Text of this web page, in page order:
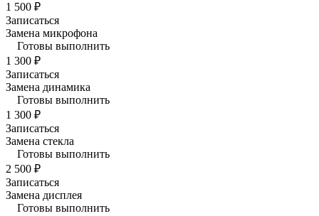
1 500 ₽
Записаться
Замена микрофона
Готовы выполнить
1 300 ₽
Записаться
Замена динамика
Готовы выполнить
1 300 ₽
Записаться
Замена стекла
Готовы выполнить
2 500 ₽
Записаться
Замена дисплея
Готовы выполнить